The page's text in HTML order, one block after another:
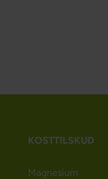
KOSTTILSKUD
Magnesium